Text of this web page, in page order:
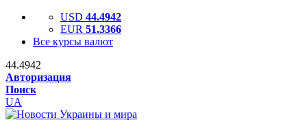
USD 44.4942
EUR 51.3366
Все курсы валют
44.4942
Авторизация
Поиск
UA